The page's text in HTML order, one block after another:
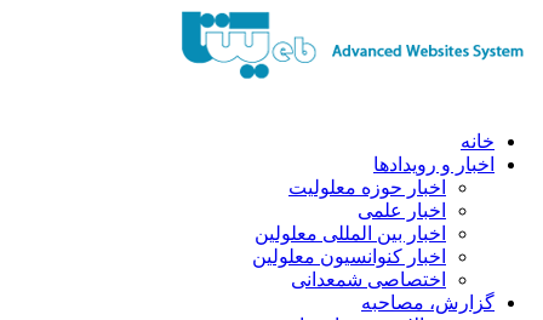
خانه
اخبار و رویدادها
اخبار حوزه معلولیت
اخبار علمی
اخبار بین المللی معلولین
اخبار کنوانسیون معلولین
اختصاصی شمعدانی
گزارش، مصاحبه